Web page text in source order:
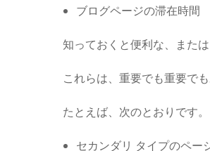
ブログページの滞在時間
知っておくと便利な、または
これらは、重要でも重要で
たとえば、次のとおりです。
セカンダリ タイプのペー